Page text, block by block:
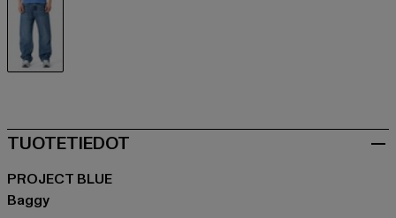
TUOTETIEDOT
PROJECT BLUE
Baggy